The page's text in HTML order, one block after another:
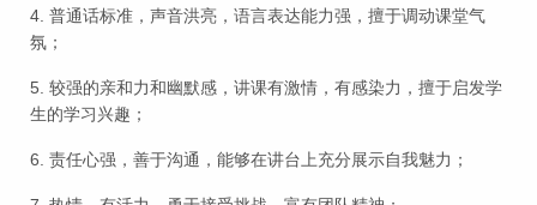
4. 普通话标准，声音洪亮，语言表达能力强，擅于调动课堂气
氛；
5. 较强的亲和力和幽默感，讲课有激情，有感染力，擅于启发学
生的学习兴趣；
6. 责任心强，善于沟通，能够在讲台上充分展示自我魅力；